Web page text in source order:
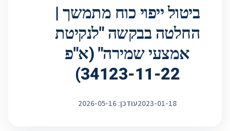
ביטול ייפוי כוח מתמשך |
החלטה בבקשה "לנקיטת
אמצעי שמירה" (א"פ
34123-11-22)
2023-01-18עודכן: 2026-05-16